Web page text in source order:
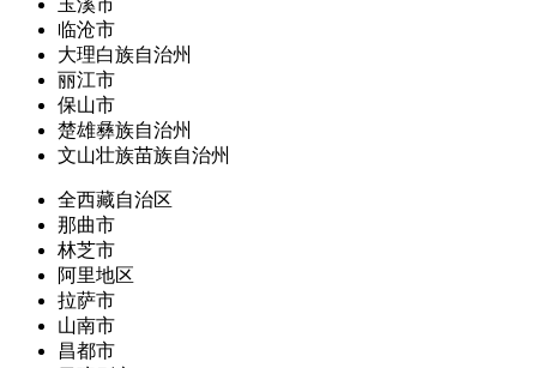
玉溪市
临沧市
大理白族自治州
丽江市
保山市
楚雄彝族自治州
文山壮族苗族自治州
全西藏自治区
那曲市
林芝市
阿里地区
拉萨市
山南市
昌都市